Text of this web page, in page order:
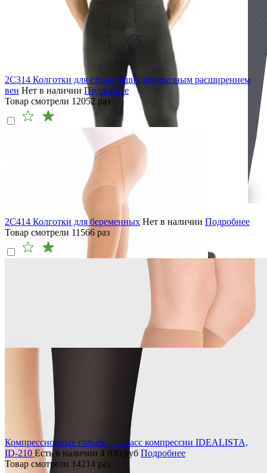
2C314 Колготки для страдающих варикозным расширением
вен Нет в наличии Подробнее
Товар смотрели 12052 раз
2C414 Колготки для беременных Нет в наличии Подробнее
Товар смотрели 11566 раз
Компрессионные гольфы, 1 класс компрессии IDEALISTA,
ID-210 Есть в наличии 4 030 руб Подробнее
Товар смотрели 14214 раз